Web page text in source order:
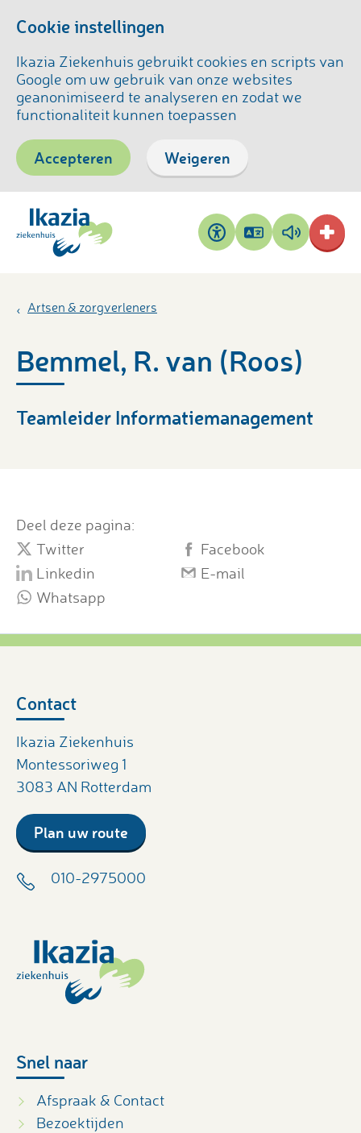
Cookie instellingen
Ikazia Ziekenhuis gebruikt cookies en scripts van
Google om uw gebruik van onze websites
geanonimiseerd te analyseren en zodat we
functionaliteit kunnen toepassen
Accepteren Weigeren
Toegankelijkheid
Pagina
vertalen
Pagina
voorlezen
Artsen & zorgverleners
Bemmel, R. van (Roos)
Teamleider Informatiemanagement
Deel deze pagina:
Twitter
Facebook
Linkedin
E-mail
Whatsapp
Contact
Ikazia Ziekenhuis
Montessoriweg 1
3083 AN Rotterdam
Plan uw route
010-2975000
Snel naar
Afspraak & Contact
Bezoektijden